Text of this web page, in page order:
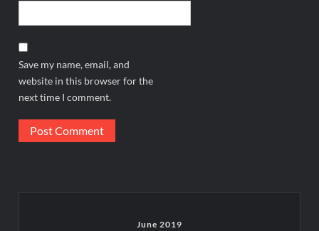
Save my name, email, and
website in this browser for the
next time I comment.
June 2019